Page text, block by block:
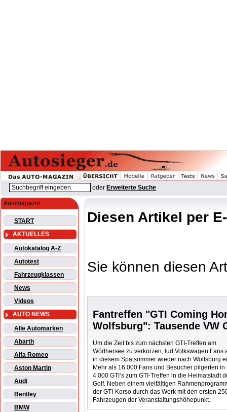
oder Erweiterte Suche
Automagazin
START
AKTUELLES
Autokatalog A-Z
Autotest
Fahrzeugklassen
News
Videos
AUTO NEWS
Alle Automarken
Abarth
Alfa Romeo
Aston Martin
Audi
Bentley
BMW
Diesen Artikel per
Sie können diesen
Fantreffen "GTI Coming
Wolfsburg": Tausende VW
Um die Zeit bis zum nächsten GTI-Treffen am
Wörthersee zu verkürzen, lud Volkswagen Fans
in diesem Spätsommer wieder nach Wolfsburg
Mehr als 16.000 Fans und Besucher pilgerten in
4.000 GTI‘s zum GTI-Treffen in die Heimatstadt
Golf. Neben einem vielfältigen
der GTI-Korso durch das Werk mit den ersten
Fahrzeugen der Veranstaltungshöhepunkt.